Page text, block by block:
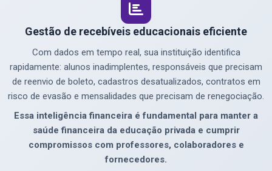
Gestão de recebíveis educacionais eficiente
Com dados em tempo real, sua instituição identifica
rapidamente: alunos inadimplentes, responsáveis que precisam
de reenvio de boleto, cadastros desatualizados, contratos em
risco de evasão e mensalidades que precisam de renegociação.
Essa inteligência financeira é fundamental para manter a
saúde financeira da educação privada e cumprir
compromissos com professores, colaboradores e
fornecedores.